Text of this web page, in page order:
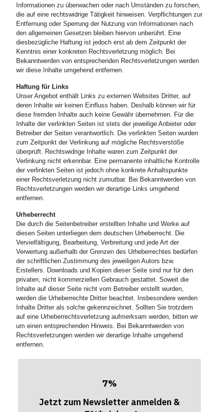
Informationen zu überwachen oder nach Umständen zu forschen,
die auf eine rechtswidrige Tätigkeit hinweisen. Verpflichtungen zur
Entfernung oder Sperrung der Nutzung von Informationen nach
den allgemeinen Gesetzen bleiben hiervon unberührt. Eine
diesbezügliche Haftung ist jedoch erst ab dem Zeitpunkt der
Kenntnis einer konkreten Rechtsverletzung möglich. Bei
Bekanntwerden von entsprechenden Rechtsverletzungen werden
wir diese Inhalte umgehend entfernen.
Haftung für Links
Unser Angebot enthält Links zu externen Websites Dritter, auf
deren Inhalte wir keinen Einfluss haben. Deshalb können wir für
diese fremden Inhalte auch keine Gewähr übernehmen. Für die
Inhalte der verlinkten Seiten ist stets der jeweilige Anbieter oder
Betreiber der Seiten verantwortlich. Die verlinkten Seiten wurden
zum Zeitpunkt der Verlinkung auf mögliche Rechtsverstöße
überprüft. Rechtswidrige Inhalte waren zum Zeitpunkt der
Verlinkung nicht erkennbar. Eine permanente inhaltliche Kontrolle
der verlinkten Seiten ist jedoch ohne konkrete Anhaltspunkte
einer Rechtsverletzung nicht zumutbar. Bei Bekanntwerden von
Rechtsverletzungen werden wir derartige Links umgehend
entfernen.
Urheberrecht
Die durch die Seitenbetreiber erstellten Inhalte und Werke auf
diesen Seiten unterliegen dem deutschen Urheberrecht. Die
Vervielfältigung, Bearbeitung, Verbreitung und jede Art der
Verwertung außerhalb der Grenzen des Urheberrechtes bedürfen
der schriftlichen Zustimmung des jeweiligen Autors bzw.
Erstellers. Downloads und Kopien dieser Seite sind nur für den
privaten, nicht kommerziellen Gebrauch gestattet. Soweit die
Inhalte auf dieser Seite nicht vom Betreiber erstellt wurden,
werden die Urheberrechte Dritter beachtet. Insbesondere werden
Inhalte Dritter als solche gekennzeichnet. Sollten Sie trotzdem
auf eine Urheberrechtsverletzung aufmerksam werden, bitten wir
um einen entsprechenden Hinweis. Bei Bekanntwerden von
Rechtsverletzungen werden wir derartige Inhalte umgehend
entfernen.
7%
Jetzt zum Newsletter anmelden &